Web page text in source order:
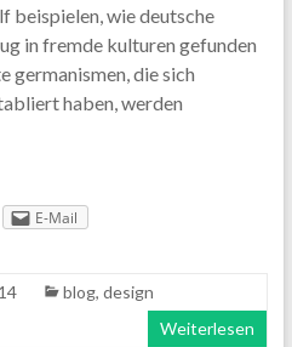
beispielen, wie deutsche
in fremde kulturen gefunden
germanismen, die sich
haben, werden
E-Mail
blog, design
Weiterlesen